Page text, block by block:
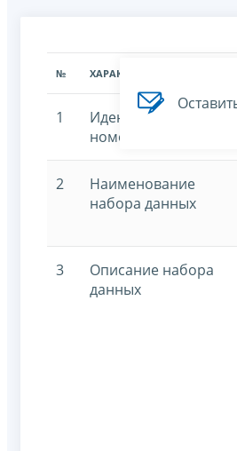
№ ХАРАКТЕРИСТИКА
1
Идентификационный
номер
2
Наименование
набора данных
3
Описание набора
данных